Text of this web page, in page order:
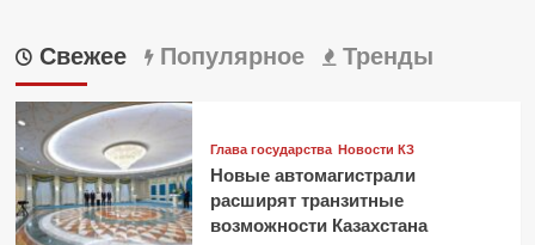
Свежее Популярное Тренды
Глава государства Новости КЗ
Новые автомагистрали
расширят транзитные
возможности Казахстана